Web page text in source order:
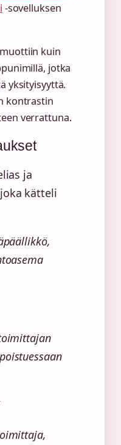
-sovelluksen
kuin
jotka
yksityisyyttä.
kontrastin
verrattuna.
ja
kätteli